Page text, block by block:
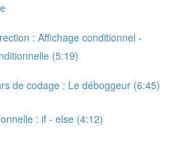
: Affichage conditionnel -
(5:19)
de codage : Le déboggeur (6:45)
: if - else (4:12)